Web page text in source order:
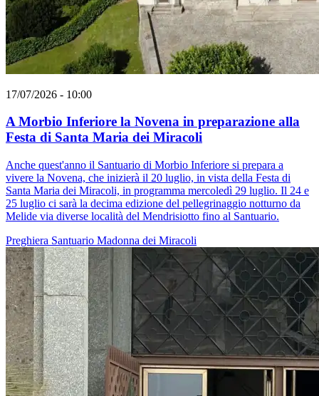
17/07/2026 - 10:00
A Morbio Inferiore la Novena in preparazione alla
Festa di Santa Maria dei Miracoli
Anche quest'anno il Santuario di Morbio Inferiore si prepara a
vivere la Novena, che inizierà il 20 luglio, in vista della Festa di
Santa Maria dei Miracoli, in programma mercoledì 29 luglio. Il 24 e
25 luglio ci sarà la decima edizione del pellegrinaggio notturno da
Melide via diverse località del Mendrisiotto fino al Santuario.
Preghiera Santuario Madonna dei Miracoli